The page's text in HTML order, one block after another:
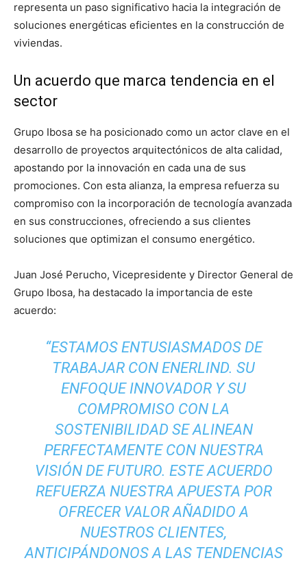
representa un paso significativo hacia la integración de
soluciones energéticas eficientes en la construcción de
viviendas.
Un acuerdo que marca tendencia en el
sector
Grupo Ibosa se ha posicionado como un actor clave en el
desarrollo de proyectos arquitectónicos de alta calidad,
apostando por la innovación en cada una de sus
promociones. Con esta alianza, la empresa refuerza su
compromiso con la incorporación de tecnología avanzada
en sus construcciones, ofreciendo a sus clientes
soluciones que optimizan el consumo energético.
Juan José Perucho, Vicepresidente y Director General de
Grupo Ibosa, ha destacado la importancia de este
acuerdo:
“ESTAMOS ENTUSIASMADOS DE
TRABAJAR CON ENERLIND. SU
ENFOQUE INNOVADOR Y SU
COMPROMISO CON LA
SOSTENIBILIDAD SE ALINEAN
PERFECTAMENTE CON NUESTRA
VISIÓN DE FUTURO. ESTE ACUERDO
REFUERZA NUESTRA APUESTA POR
OFRECER VALOR AÑADIDO A
NUESTROS CLIENTES,
ANTICIPÁNDONOS A LAS TENDENCIAS